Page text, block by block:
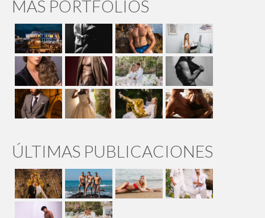
MÁS PORTFOLIOS
ÚLTIMAS PUBLICACIONES